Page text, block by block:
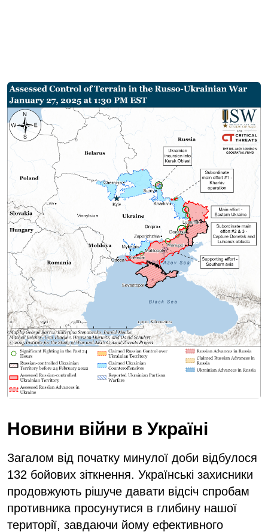
Новини війни в Україні
Загалом від початку минулої доби відбулося
132 бойових зіткнення. Українські захисники
продовжують рішуче давати відсіч спробам
противника просунутися в глибину нашої
території, завдаючи йому ефективного